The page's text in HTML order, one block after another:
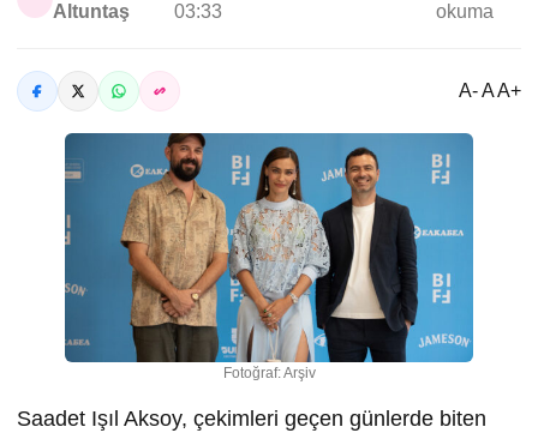
Altuntaş
03:33
okuma
A- A A+
Fotoğraf: Arşiv
Saadet Işıl Aksoy, çekimleri geçen günlerde biten